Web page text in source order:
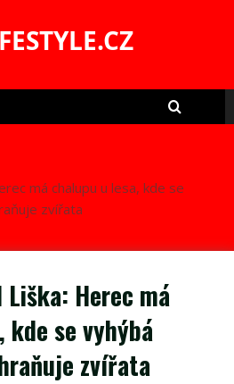
má chalupu u lesa, kde se
zvířata
Herec má
se vyhýbá
zvířata